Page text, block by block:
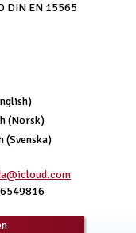
DIN EN 15565
(Norsk)
(Svenska)